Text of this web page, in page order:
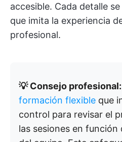
accesible. Cada detalle
que imita la experiencia
profesional.
💡 Consejo profesional:
formación flexible que
control para revisar el
las sesiones en